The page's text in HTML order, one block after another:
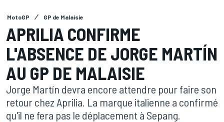
MotoGP GP de Malaisie
APRILIA CONFIRME
L'ABSENCE DE JORGE MARTÍN
AU GP DE MALAISIE
Jorge Martín devra encore attendre pour faire son
retour chez Aprilia. La marque italienne a confirmé
qu'il ne fera pas le déplacement à Sepang.